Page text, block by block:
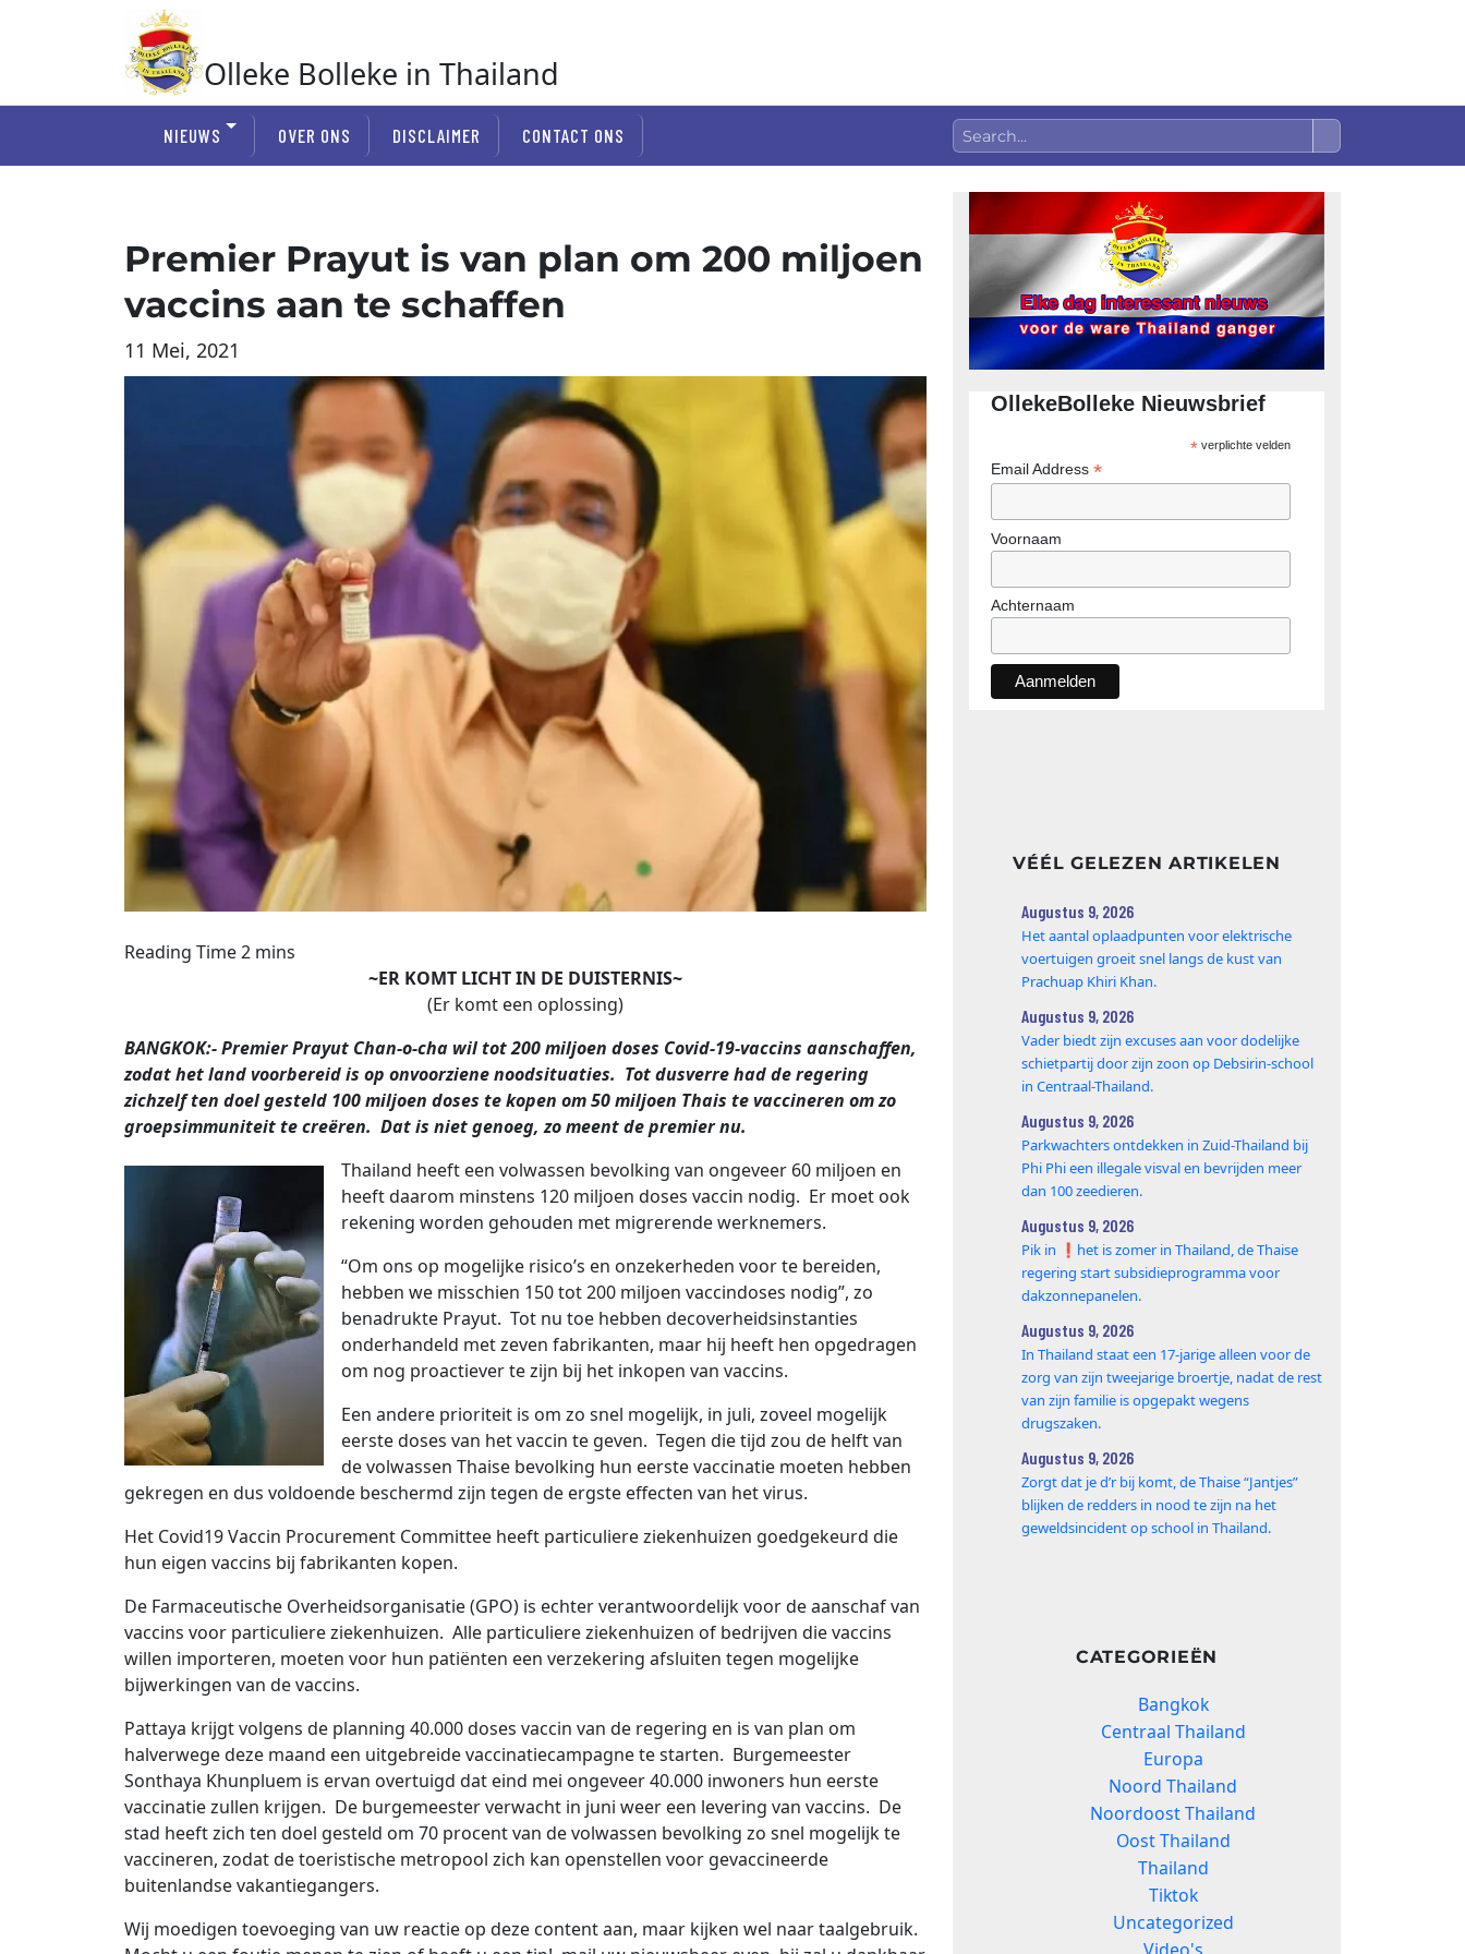
Olleke Bolleke in Thailand
NIEUWS OVER ONS DISCLAIMER CONTACT ONS
Premier Prayut is van plan om 200 miljoen
vaccins aan te schaffen
11 Mei, 2021
~ER KOMT LICHT IN DE DUISTERNIS~
(Er komt een oplossing)
BANGKOK:- Premier Prayut Chan-o-cha wil tot 200 miljoen doses Covid-19-vaccins aanschaffen,
zodat het land voorbereid is op onvoorziene noodsituaties. Tot dusverre had de regering
zichzelf ten doel gesteld 100 miljoen doses te kopen om 50 miljoen Thais te vaccineren om zo
groepsimmuniteit te creëren. Dat is niet genoeg, zo meent de premier nu.
Thailand heeft een volwassen bevolking van ongeveer 60 miljoen en
heeft daarom minstens 120 miljoen doses vaccin nodig. Er moet ook
rekening worden gehouden met migrerende werknemers.
“Om ons op mogelijke risico’s en onzekerheden voor te bereiden,
hebben we misschien 150 tot 200 miljoen vaccindoses nodig”, zo
benadrukte Prayut. Tot nu toe hebben decoverheidsinstanties
onderhandeld met zeven fabrikanten, maar hij heeft hen opgedragen
om nog proactiever te zijn bij het inkopen van vaccins.
Een andere prioriteit is om zo snel mogelijk, in juli, zoveel mogelijk
eerste doses van het vaccin te geven. Tegen die tijd zou de helft van
de volwassen Thaise bevolking hun eerste vaccinatie moeten hebben
gekregen en dus voldoende beschermd zijn tegen de ergste effecten van het virus.
Het Covid19 Vaccin Procurement Committee heeft particuliere ziekenhuizen goedgekeurd die
hun eigen vaccins bij fabrikanten kopen.
De Farmaceutische Overheidsorganisatie (GPO) is echter verantwoordelijk voor de aanschaf van
vaccins voor particuliere ziekenhuizen. Alle particuliere ziekenhuizen of bedrijven die vaccins
willen importeren, moeten voor hun patiënten een verzekering afsluiten tegen mogelijke
bijwerkingen van de vaccins.
Pattaya krijgt volgens de planning 40.000 doses vaccin van de regering en is van plan om
halverwege deze maand een uitgebreide vaccinatiecampagne te starten. Burgemeester
Sonthaya Khunpluem is ervan overtuigd dat eind mei ongeveer 40.000 inwoners hun eerste
vaccinatie zullen krijgen. De burgemeester verwacht in juni weer een levering van vaccins. De
stad heeft zich ten doel gesteld om 70 procent van de volwassen bevolking zo snel mogelijk te
vaccineren, zodat de toeristische metropool zich kan openstellen voor gevaccineerde
buitenlandse vakantiegangers.
Wij moedigen toevoeging van uw reactie op deze content aan, maar kijken wel naar taalgebruik.
OllekeBolleke Nieuwsbrief
*verplichte velden
Email Address *
Voornaam
Achternaam
VÉÉL GELEZEN ARTIKELEN
Augustus 9, 2026
Het aantal oplaadpunten voor elektrische
voertuigen groeit snel langs de kust van
Prachuap Khiri Khan.
Augustus 9, 2026
Vader biedt zijn excuses aan voor dodelijke
schietpartij door zijn zoon op Debsirin-school
in Centraal-Thailand.
Augustus 9, 2026
Parkwachters ontdekken in Zuid-Thailand bij
Phi Phi een illegale visval en bevrijden meer
dan 100 zeedieren.
Augustus 9, 2026
Pik in ❗️het is zomer in Thailand, de Thaise
regering start subsidieprogramma voor
dakzonnepanelen.
Augustus 9, 2026
In Thailand staat een 17‑jarige alleen voor de
zorg van zijn tweejarige broertje, nadat de rest
van zijn familie is opgepakt wegens
drugszaken.
Augustus 9, 2026
Zorgt dat je d’r bij komt, de Thaise “Jantjes”
blijken de redders in nood te zijn na het
geweldsincident op school in Thailand.
CATEGORIEËN
Bangkok
Centraal Thailand
Europa
Noord Thailand
Noordoost Thailand
Oost Thailand
Thailand
Tiktok
Uncategorized